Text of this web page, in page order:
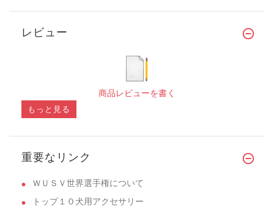
レビュー
商品レビューを書く
もっと見る
重要なリンク
ＷＵＳＶ世界選手権について
トップ１０犬用アクセサリー